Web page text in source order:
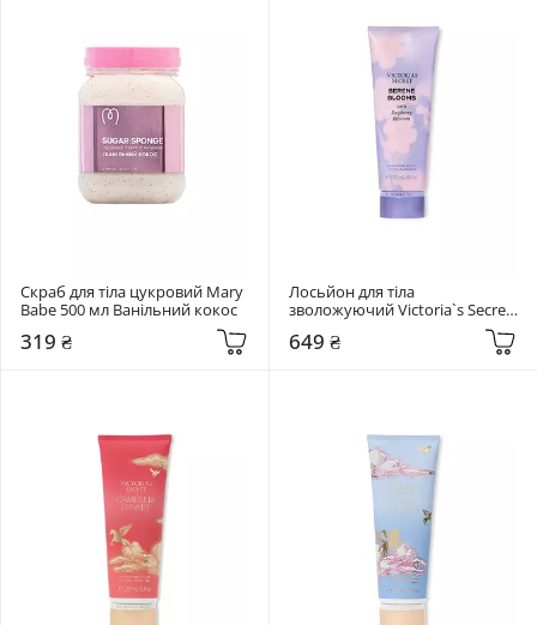
Скраб для тіла цукровий Mary
Babe 500 мл Ванільний кокос
319 ₴
Лосьйон для тіла
зволожуючий Victoria`s Secret
649 ₴